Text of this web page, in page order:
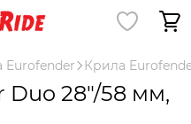
Eurofender Крила
Duo 28"/58 мм,